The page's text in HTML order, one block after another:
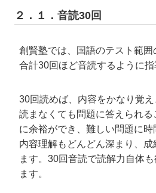
２．１．音読30回
創賢塾では、国語のテスト範囲
合計30回ほど音読するように指
30回読めば、内容をかなり覚
読まなくても問題に答えられ
に余裕ができ、難しい問題に時
内容理解もどんどん深まり、成
ます。30回音読で読解力自体
ます。